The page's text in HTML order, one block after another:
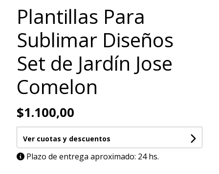
Plantillas Para
Sublimar Diseños
Set de Jardín Jose
Comelon
$1.100,00
Ver cuotas y descuentos
Plazo de entrega aproximado: 24 hs.